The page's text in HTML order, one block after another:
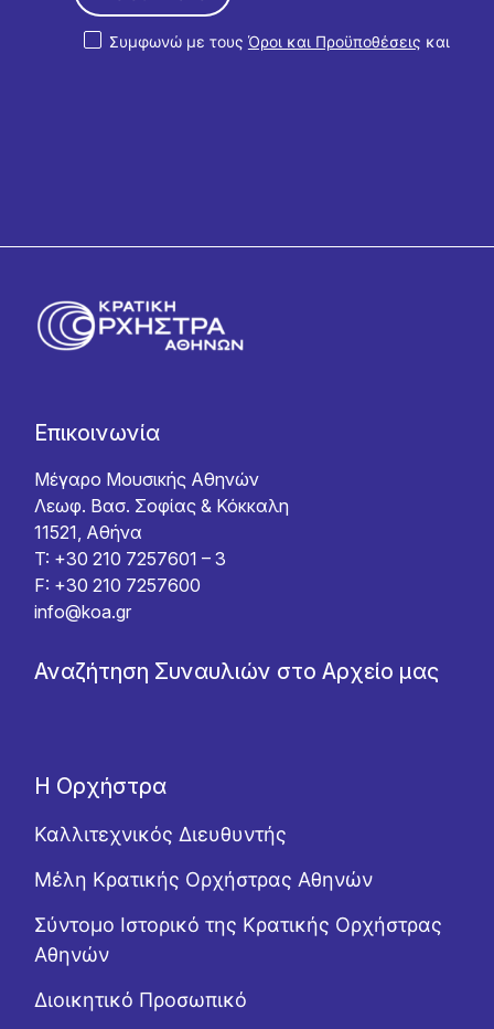
Συμφωνώ με τους Όροι και Προϋποθέσεις και
Επικοινωνία
Μέγαρο Μουσικής Αθηνών
Λεωφ. Βασ. Σοφίας & Κόκκαλη
11521, Αθήνα
T: +30 210 7257601 – 3
F: +30 210 7257600
info@koa.gr
Αναζήτηση Συναυλιών στο Αρχείο μας
Η Ορχήστρα
Καλλιτεχνικός Διευθυντής
Μέλη Κρατικής Ορχήστρας Αθηνών
Σύντομο Ιστορικό της Κρατικής Ορχήστρας
Αθηνών
Διοικητικό Προσωπικό